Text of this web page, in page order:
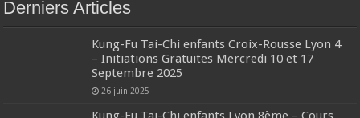
Derniers Articles
Kung-Fu Tai-Chi enfants Croix-Rousse Lyon 4
– Initiations Gratuites Mercredi 10 et 17
Septembre 2025
26 juin 2025